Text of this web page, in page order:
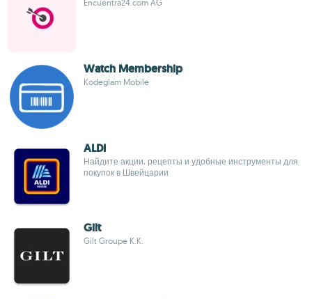
Encuentra24.com AG
Watch Membership
Kodeglam Mobile
ALDI
Найдите акции, рецепты и удобные инструменты для
покупок в Швейцарии
Gilt
Gilt Groupe K.K.